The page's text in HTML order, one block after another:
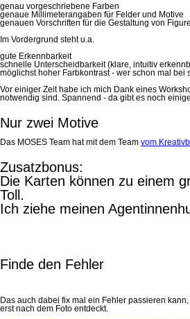
genau vorgeschriebene Farben
genaue Millimeterangaben für Felder und Motive
genauen Vorschriften für die Gestaltung von
Im Vordergrund steht u.a.
gute Erkennbarkeit
schnelle Unterscheidbarkeit (klare, intuitiv
möglichst hoher Farbkontrast - wer schon mal
Vor einiger Zeit habe ich mich Dank eines
notwendig sind. Spannend - da gibt es noch
Nur zwei Motive
Das MOSES Team hat mit dem Team vom
Zusatzbonus:
Die Karten können zu einem
Toll.
Ich ziehe meinen
Finde den Fehler
Das auch dabei fix mal ein Fehler passieren
erst nach dem Foto entdeckt.